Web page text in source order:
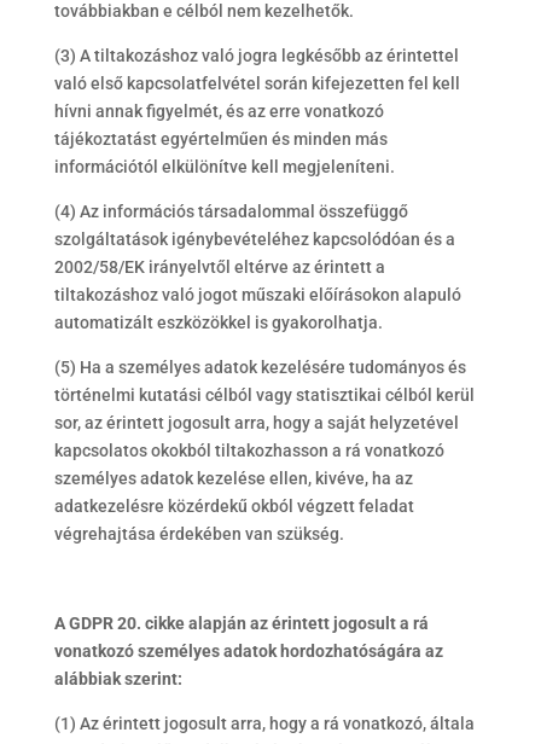
továbbiakban e célból nem kezelhetők.
(3) A tiltakozáshoz való jogra legkésőbb az érintettel
való első kapcsolatfelvétel során kifejezetten fel kell
hívni annak figyelmét, és az erre vonatkozó
tájékoztatást egyértelműen és minden más
információtól elkülönítve kell megjeleníteni.
(4) Az információs társadalommal összefüggő
szolgáltatások igénybevételéhez kapcsolódóan és a
2002/58/EK irányelvtől eltérve az érintett a
tiltakozáshoz való jogot műszaki előírásokon alapuló
automatizált eszközökkel is gyakorolhatja.
(5) Ha a személyes adatok kezelésére tudományos és
történelmi kutatási célból vagy statisztikai célból kerül
sor, az érintett jogosult arra, hogy a saját helyzetével
kapcsolatos okokból tiltakozhasson a rá vonatkozó
személyes adatok kezelése ellen, kivéve, ha az
adatkezelésre közérdekű okból végzett feladat
végrehajtása érdekében van szükség.
A GDPR 20. cikke alapján az érintett jogosult a rá
vonatkozó személyes adatok hordozhatóságára az
alábbiak szerint:
(1) Az érintett jogosult arra, hogy a rá vonatkozó, általa